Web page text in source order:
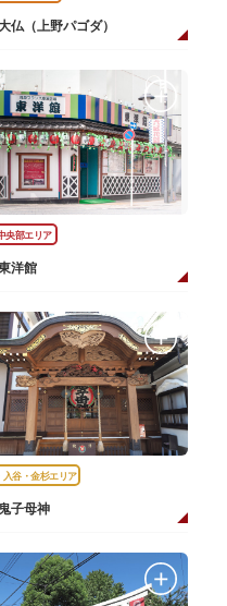
仏（上野パゴダ）
央部エリア
洋館
入谷・金杉エリア
子母神